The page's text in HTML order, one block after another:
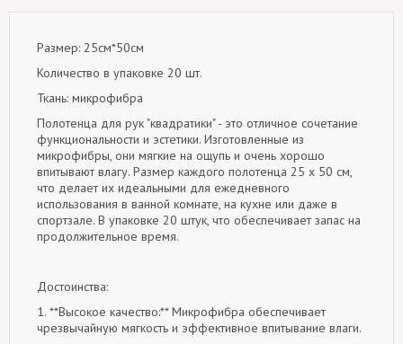
Размер: 25см*50см
Количество в упаковке 20 шт.
Ткань: микрофибра
Полотенца для рук "квадратики" - это отличное сочетание
функциональности и эстетики. Изготовленные из
микрофибры, они мягкие на ощупь и очень хорошо
впитывают влагу. Размер каждого полотенца 25 х 50 см,
что делает их идеальными для ежедневного
использования в ванной комнате, на кухне или даже в
спортзале. В упаковке 20 штук, что обеспечивает запас на
продолжительное время.
Достоинства:
1. **Высокое качество:** Микрофибра обеспечивает
чрезвычайную мягкость и эффективное впитывание влаги.